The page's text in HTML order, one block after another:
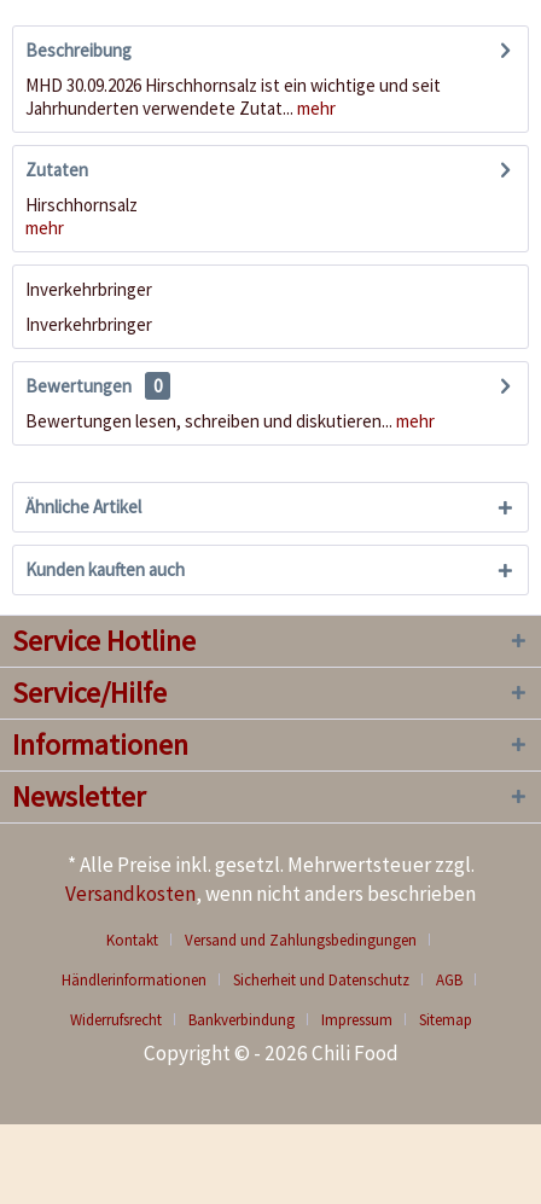
Beschreibung
MHD 30.09.2026 Hirschhornsalz ist ein wichtige und seit
Jahrhunderten verwendete Zutat... mehr
Zutaten
Hirschhornsalz
mehr
Inverkehrbringer
Inverkehrbringer
Bewertungen
0
Bewertungen lesen, schreiben und diskutieren... mehr
Ähnliche Artikel
Kunden kauften auch
Service Hotline
Service/Hilfe
Informationen
Newsletter
* Alle Preise inkl. gesetzl. Mehrwertsteuer zzgl.
Versandkosten, wenn nicht anders beschrieben
Kontakt
Versand und Zahlungsbedingungen
Händlerinformationen
Sicherheit und Datenschutz
AGB
Widerrufsrecht
Bankverbindung Impressum Sitemap
Copyright © - 2026 Chili Food